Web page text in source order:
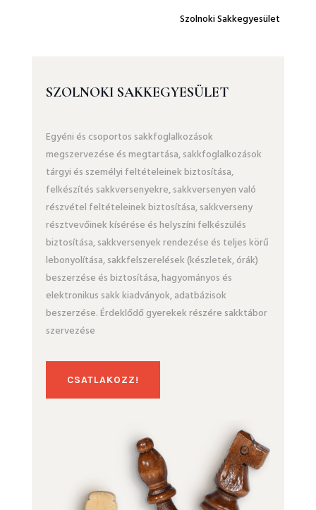
Szolnoki Sakkegyesület
SZOLNOKI SAKKEGYESÜLET
Egyéni és csoportos sakkfoglalkozások
megszervezése és megtartása, sakkfoglalkozások
tárgyi és személyi feltételeinek biztosítása,
felkészítés sakkversenyekre, sakkversenyen való
részvétel feltételeinek biztosítása, sakkverseny
résztvevőinek kísérése és helyszíni felkészülés
biztosítása, sakkversenyek rendezése és teljes körű
lebonyolítása, sakkfelszerelések (készletek, órák)
beszerzése és biztosítása, hagyományos és
elektronikus sakk kiadványok, adatbázisok
beszerzése. Érdeklődő gyerekek részére sakktábor
szervezése
CSATLAKOZZ!